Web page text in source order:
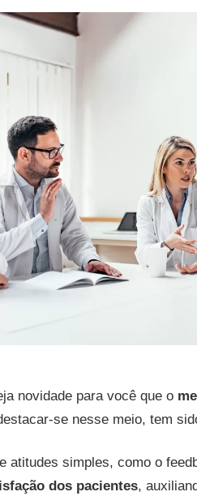
novidade para você que o
se nesse meio, tem
atitudes simples, como o
dos pacientes,